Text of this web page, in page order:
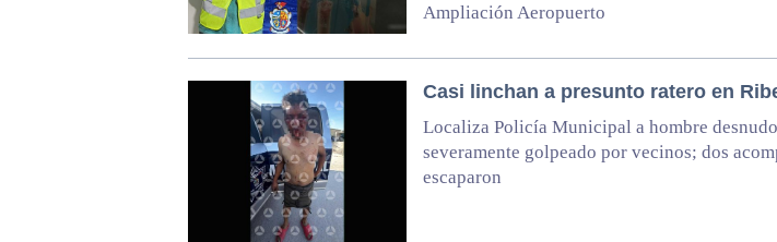
Ampliación Aeropuerto
Casi linchan a presunto ratero en
Localiza Policía Municipal a hombre
severamente golpeado por vecinos; dos
escaparon